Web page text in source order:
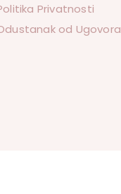
Privatnosti
od Ugovora